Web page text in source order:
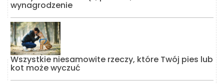
wynagrodzenie
Wszystkie niesamowite rzeczy, które Twój pies lub
kot może wyczuć